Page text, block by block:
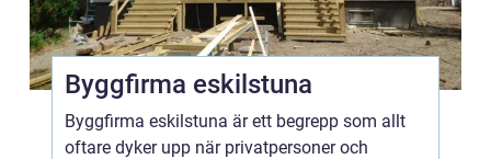
Byggfirma eskilstuna
Byggfirma eskilstuna är ett begrepp som allt
oftare dyker upp när privatpersoner och